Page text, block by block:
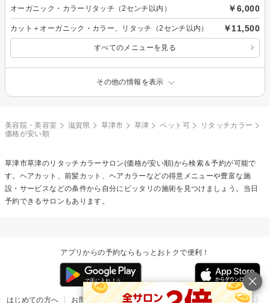
オーガニック・カラーリタッチ（2センチ以内） ￥6,000
カット＋オーガニック・カラー、リタッチ（2センチ以内） ￥11,500
すべてのメニューを見る
その他の情報を表示
美容院・美容室 滋賀県 草津市 草津 ペット可
リタッチカラー
価格が安い順
草津市草津のリタッチカラーサロン(価格が安い順)から検索＆予約が可能で
す。ヘアカット、前髪カット、ヘアカラーなどの得意メニューや豊富な施
設・サービスなどの条件から自分にピッタリの施術を見つけましょう。当日
予約できるサロンもあります。
アプリからの予約ならもっとおトクで便利！
はじめての方へ お問い合わせ ヘルプ リリース情報 利用規約